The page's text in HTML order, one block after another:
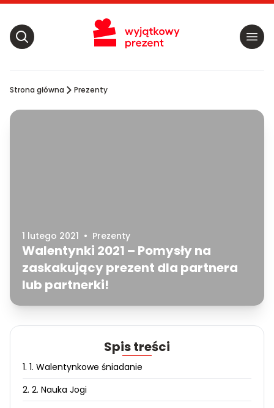
Strona główna Prezenty
1 lutego 2021 • Prezenty
Walentynki 2021 – Pomysły na
zaskakujący prezent dla partnera
lub partnerki!
Spis treści
1. 1. Walentynkowe śniadanie
2. 2. Nauka Jogi